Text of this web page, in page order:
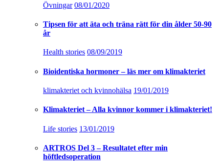
Övningar 08/01/2020
Tipsen för att äta och träna rätt för din ålder 50-90
år
Health stories 08/09/2019
Bioidentiska hormoner – läs mer om klimakteriet
klimakteriet och kvinnohälsa 19/01/2019
Klimakteriet – Alla kvinnor kommer i klimakteriet!
Life stories 13/01/2019
ARTROS Del 3 – Resultatet efter min
höftledsoperation